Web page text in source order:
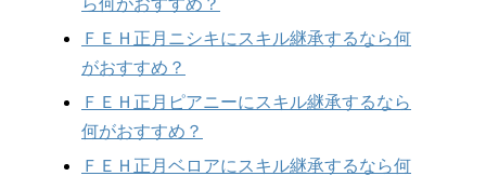
ＦＥＨ正月ニシキにスキル継承するなら何
がおすすめ？
ＦＥＨ正月ピアニーにスキル継承するなら
何がおすすめ？
ＦＥＨ正月ベロアにスキル継承するなら何